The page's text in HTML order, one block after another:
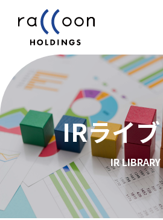
IRライ
IR LIBRARY